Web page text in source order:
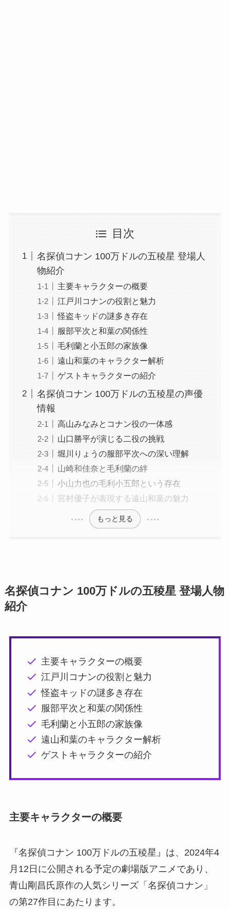
目次
名探偵コナン 100万ドルの五稜星 登場人
物紹介
主要キャラクターの概要
江戸川コナンの役割と魅力
怪盗キッドの謎多き存在
服部平次と和葉の関係性
毛利蘭と小五郎の家族像
遠山和葉のキャラクター解析
ゲストキャラクターの紹介
名探偵コナン 100万ドルの五稜星の声優
情報
高山みなみとコナン役の一体感
山口勝平が演じる二役の挑戦
堀川りょうの服部平次への深い理解
山崎和佳奈と毛利蘭の絆
小山力也の毛利小五郎という存在
宮村優子が表現する遠山和葉の魅力
もっと見る
名探偵コナン 100万ドルの五稜星 登場人物
紹介
主要キャラクターの概要
江戸川コナンの役割と魅力
怪盗キッドの謎多き存在
服部平次と和葉の関係性
毛利蘭と小五郎の家族像
遠山和葉のキャラクター解析
ゲストキャラクターの紹介
主要キャラクターの概要
『名探偵コナン 100万ドルの五稜星』は、2024年4
月12日に公開される予定の劇場版アニメであり、
青山剛昌氏原作の人気シリーズ「名探偵コナン」
の第27作目にあたります。